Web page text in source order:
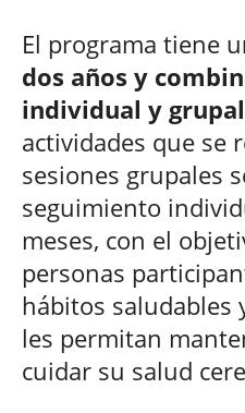
El programa tiene u
dos años y
individual y grupal
actividades que se
sesiones grupales
seguimiento
meses, con el
personas
hábitos saludables
les permitan
cuidar su salud